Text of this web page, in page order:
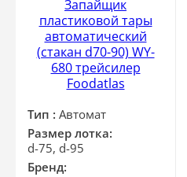
Запайщик
пластиковой тары
автоматический
(стакан d70-90) WY-
680 трейсилер
Foodatlas
Тип : Автомат
Размер лотка:
d-75, d-95
Бренд: